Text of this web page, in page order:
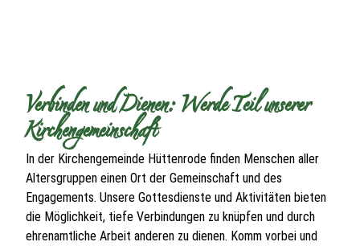
Verbinden und Dienen: Werde Teil unserer
Kirchengemeinschaft
In der Kirchengemeinde Hüttenrode finden Menschen aller
Altersgruppen einen Ort der Gemeinschaft und des
Engagements. Unsere Gottesdienste und Aktivitäten bieten
die Möglichkeit, tiefe Verbindungen zu knüpfen und durch
ehrenamtliche Arbeit anderen zu dienen. Komm vorbei und